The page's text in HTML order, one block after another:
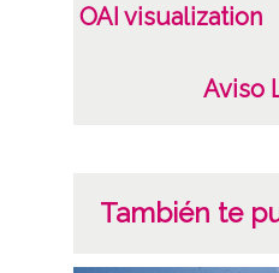
OAI visualization
Aviso
También te